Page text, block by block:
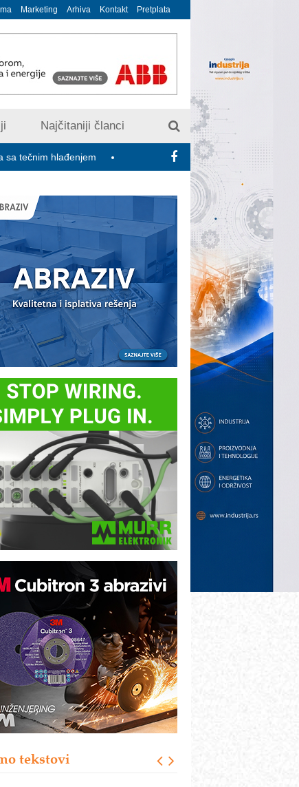
Marketing Arhiva Kontakt Pretplata
Najčitaniji članci
Minimalac 2027: Sindikati traže veće povećanje
tekstovi
na prvom mestu!
BLUMENAUER - više od 40 godina
u industriji
TITAN ADVANCED INDICATOR
signalizacija za efikasnije
mašinama
ispitivanje transformatora u
elektranama i vetroparkovima
točkova na gradilištu- standard
i odgovornog građenja
pretvarača sa tečnim